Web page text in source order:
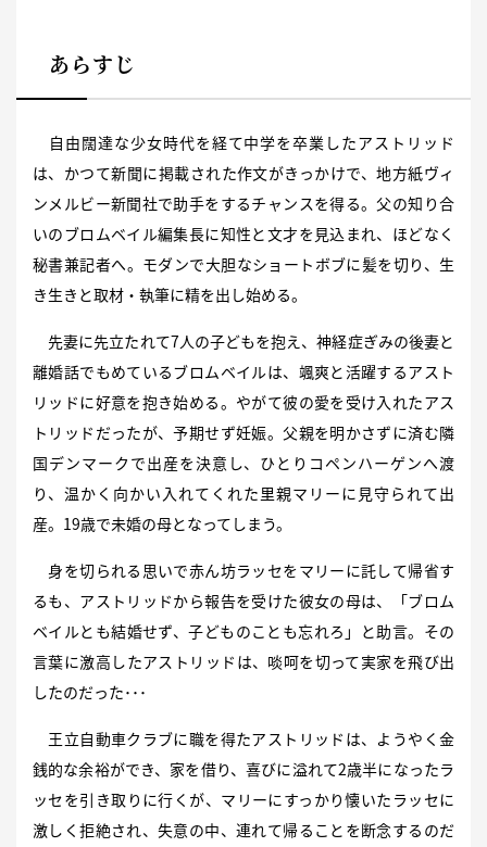
あらすじ
自由闊達な少女時代を経て中学を卒業したアストリッド
は、かつて新聞に掲載された作文がきっかけで、地方紙ヴィ
ンメルビー新聞社で助手をするチャンスを得る。父の知り合
いのブロムベイル編集長に知性と文才を見込まれ、ほどなく
秘書兼記者へ。モダンで大胆なショートボブに髪を切り、生
き生きと取材・執筆に精を出し始める。
先妻に先立たれて7人の子どもを抱え、神経症ぎみの後妻と
離婚話でもめているブロムベイルは、颯爽と活躍するアスト
リッドに好意を抱き始める。やがて彼の愛を受け入れたアス
トリッドだったが、予期せず妊娠。父親を明かさずに済む隣
国デンマークで出産を決意し、ひとりコペンハーゲンへ渡
り、温かく向かい入れてくれた里親マリーに見守られて出
産。19歳で未婚の母となってしまう。
身を切られる思いで赤ん坊ラッセをマリーに託して帰省す
るも、アストリッドから報告を受けた彼女の母は、「ブロム
ベイルとも結婚せず、子どものことも忘れろ」と助言。その
言葉に激高したアストリッドは、啖呵を切って実家を飛び出
したのだった･･･
王立自動車クラブに職を得たアストリッドは、ようやく金
銭的な余裕ができ、家を借り、喜びに溢れて2歳半になったラ
ッセを引き取りに行くが、マリーにすっかり懐いたラッセに
激しく拒絶され、失意の中、連れて帰ることを断念するのだ